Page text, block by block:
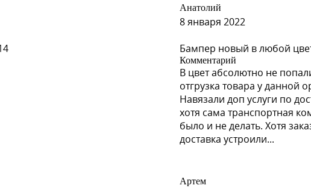
SILVER, RADIANT SILVER,
RED, WINTERBERRY RED
Анатолий
8 января 2022
Бампер новый в любой
Комментарий
В цвет абсолютно не
отгрузка товара у данной
Навязали доп услуги по
хотя сама транспортная
было и не делать. Хотя
доставка устроили...
Артем